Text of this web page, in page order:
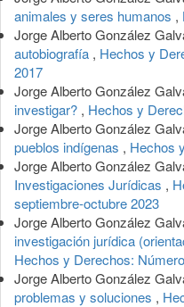
animales y seres humanos ,
Jorge Alberto González
autobiografía , Hechos y
2017
Jorge Alberto González
investigar? , Hechos y
Jorge Alberto González
pueblos indígenas , Hechos
Jorge Alberto González
Investigaciones Jurídicas ,
septiembre-octubre 2023
Jorge Alberto González
investigación jurídica
Hechos y Derechos:
Jorge Alberto González
problemas y soluciones ,